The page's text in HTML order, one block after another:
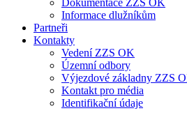
Dokumentace ZZS OK
Informace dlužníkům
Partneři
Kontakty
Vedení ZZS OK
Územní odbory
Výjezdové základny ZZS
Kontakt pro média
Identifikační údaje